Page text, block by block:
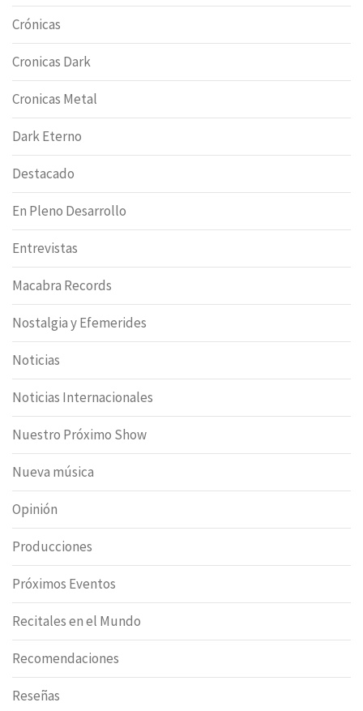
Crónicas
Cronicas Dark
Cronicas Metal
Dark Eterno
Destacado
En Pleno Desarrollo
Entrevistas
Macabra Records
Nostalgia y Efemerides
Noticias
Noticias Internacionales
Nuestro Próximo Show
Nueva música
Opinión
Producciones
Próximos Eventos
Recitales en el Mundo
Recomendaciones
Reseñas